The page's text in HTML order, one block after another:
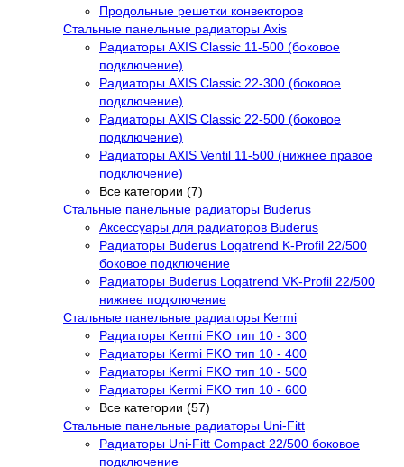
Продольные решетки конвекторов
Стальные панельные радиаторы Axis
Радиаторы AXIS Classic 11-500 (боковое
подключение)
Радиаторы AXIS Classic 22-300 (боковое
подключение)
Радиаторы AXIS Classic 22-500 (боковое
подключение)
Радиаторы AXIS Ventil 11-500 (нижнее правое
подключение)
Все категории (7)
Стальные панельные радиаторы Buderus
Аксессуары для радиаторов Buderus
Радиаторы Buderus Logatrend K-Profil 22/500
боковое подключение
Радиаторы Buderus Logatrend VK-Profil 22/500
нижнее подключение
Стальные панельные радиаторы Kermi
Радиаторы Kermi FKO тип 10 - 300
Радиаторы Kermi FKO тип 10 - 400
Радиаторы Kermi FKO тип 10 - 500
Радиаторы Kermi FKO тип 10 - 600
Все категории (57)
Стальные панельные радиаторы Uni-Fitt
Радиаторы Uni-Fitt Compact 22/500 боковое
подключение